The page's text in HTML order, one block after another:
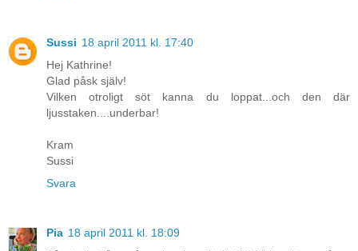
Sussi 18 april 2011 kl. 17:40
Hej Kathrine!
Glad påsk själv!
Vilken otroligt söt kanna du loppat...och den där
ljusstaken....underbar!
Kram
Sussi
Svara
Pia 18 april 2011 kl. 18:09